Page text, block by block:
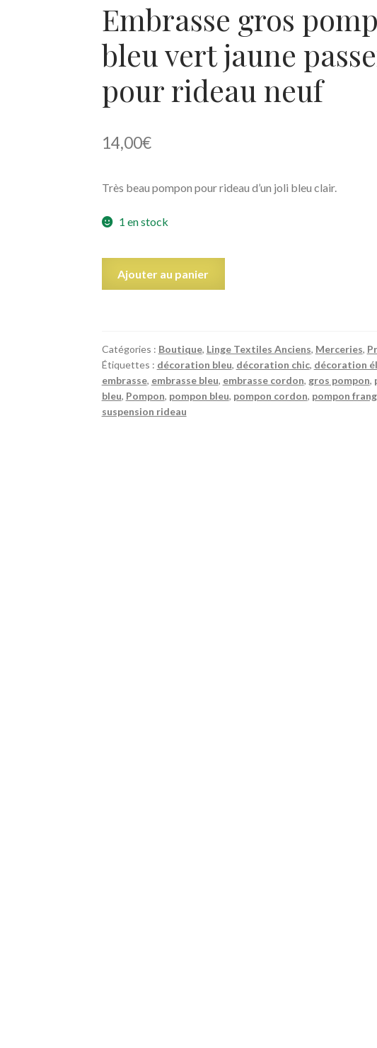
Embrasse gros
bleu vert jaune
pour rideau neuf
14,00€
Très beau pompon pour rideau d’un joli bleu clair.
1 en stock
cordon
bleu
vert
jaune
Ajouter au panier
Catégories : Boutique, Linge Textiles Anciens, Merceries,
Étiquettes : décoration bleu, décoration chic, décoration
embrasse, embrasse bleu, embrasse cordon, gros pompon,
bleu, Pompon, pompon bleu, pompon cordon, pompon
suspension rideau